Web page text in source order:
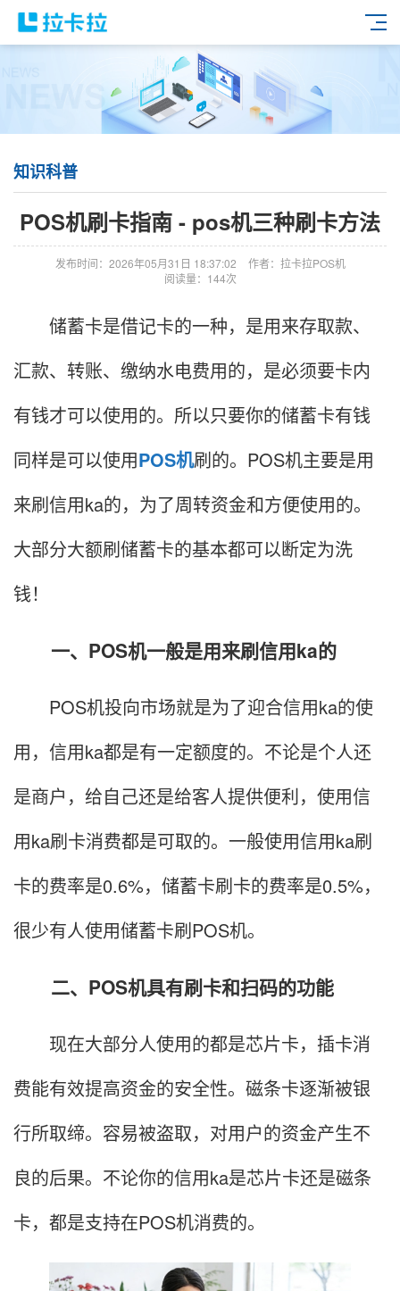
知识科普
POS机刷卡指南 - pos机三种刷卡方法
发布时间：2026年05月31日 18:37:02
作者：拉卡拉POS机
阅读量：144次
储蓄卡是借记卡的一种，是用来存取款、
汇款、转账、缴纳水电费用的，是必须要卡内
有钱才可以使用的。所以只要你的储蓄卡有钱
同样是可以使用POS机刷的。POS机主要是用
来刷信用ka的，为了周转资金和方便使用的。
大部分大额刷储蓄卡的基本都可以断定为洗
钱！
一、POS机一般是用来刷信用ka的
POS机投向市场就是为了迎合信用ka的使
用，信用ka都是有一定额度的。不论是个人还
是商户，给自己还是给客人提供便利，使用信
用ka刷卡消费都是可取的。一般使用信用ka刷
卡的费率是0.6%，储蓄卡刷卡的费率是0.5%，
很少有人使用储蓄卡刷POS机。
二、POS机具有刷卡和扫码的功能
现在大部分人使用的都是芯片卡，插卡消
费能有效提高资金的安全性。磁条卡逐渐被银
行所取缔。容易被盗取，对用户的资金产生不
良的后果。不论你的信用ka是芯片卡还是磁条
卡，都是支持在POS机消费的。